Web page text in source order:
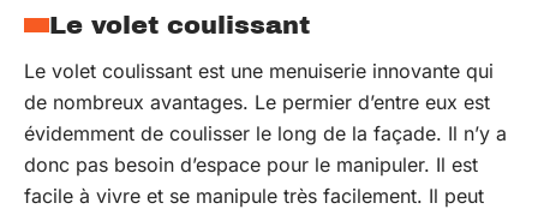
Le volet coulissant
Le volet coulissant est une menuiserie innovante qui
de nombreux avantages. Le permier d’entre eux est
évidemment de coulisser le long de la façade. Il n’y a
donc pas besoin d’espace pour le manipuler. Il est
facile à vivre et se manipule très facilement. Il peut